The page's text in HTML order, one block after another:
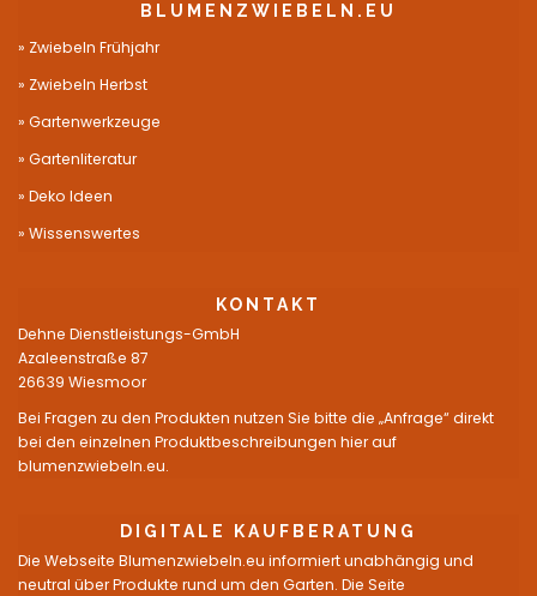
BLUMENZWIEBELN.EU
Zwiebeln Frühjahr
Zwiebeln Herbst
Gartenwerkzeuge
Gartenliteratur
Deko Ideen
Wissenswertes
KONTAKT
Dehne Dienstleistungs-GmbH
Azaleenstraße 87
26639 Wiesmoor
Bei Fragen zu den Produkten nutzen Sie bitte die „Anfrage“ direkt
bei den einzelnen Produktbeschreibungen hier auf
blumenzwiebeln.eu.
DIGITALE KAUFBERATUNG
Die Webseite Blumenzwiebeln.eu informiert unabhängig und
neutral über Produkte rund um den Garten. Die Seite